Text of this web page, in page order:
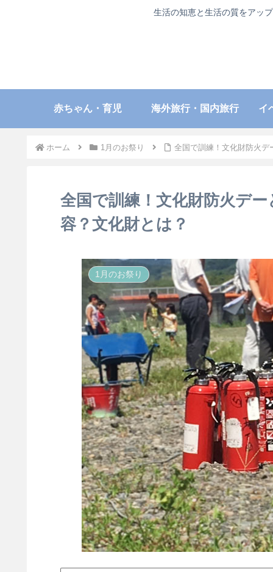
生活の知恵と生活の質をアッ
赤ちゃん・育児 海外旅行・国内旅行 イ
ホーム 1月のお祭り 全国で訓練！文化財防火デ
全国で訓練！文化財防火デ
容？文化財とは？
1月のお祭り